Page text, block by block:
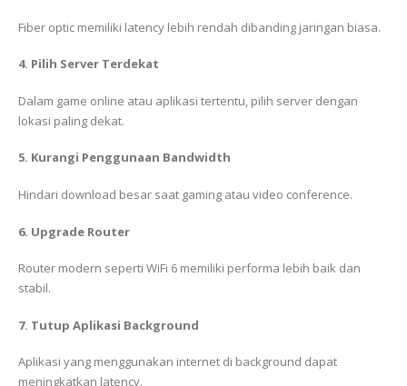
Fiber optic memiliki latency lebih rendah dibanding jaringan biasa.
4. Pilih Server Terdekat
Dalam game online atau aplikasi tertentu, pilih server dengan
lokasi paling dekat.
5. Kurangi Penggunaan Bandwidth
Hindari download besar saat gaming atau video conference.
6. Upgrade Router
Router modern seperti WiFi 6 memiliki performa lebih baik dan
stabil.
7. Tutup Aplikasi Background
Aplikasi yang menggunakan internet di background dapat
meningkatkan latency.